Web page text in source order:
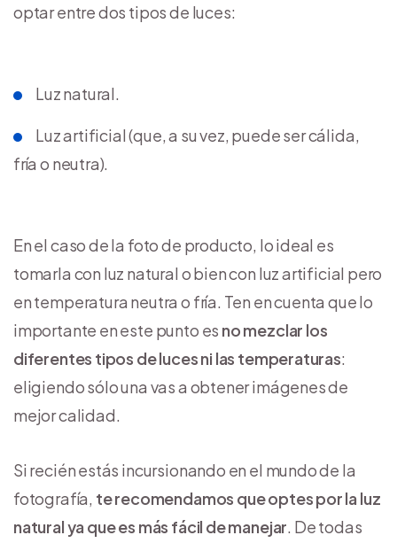
optar entre dos tipos de luces:
Luz natural.
Luz artificial (que, a su vez, puede ser cálida,
fría o neutra).
En el caso de la foto de producto, lo ideal es
tomarla con luz natural o bien con luz artificial pero
en temperatura neutra o fría. Ten en cuenta que lo
importante en este punto es no mezclar los
diferentes tipos de luces ni las temperaturas:
eligiendo sólo una vas a obtener imágenes de
mejor calidad.
Si recién estás incursionando en el mundo de la
fotografía, te recomendamos que optes por la luz
natural ya que es más fácil de manejar. De todas